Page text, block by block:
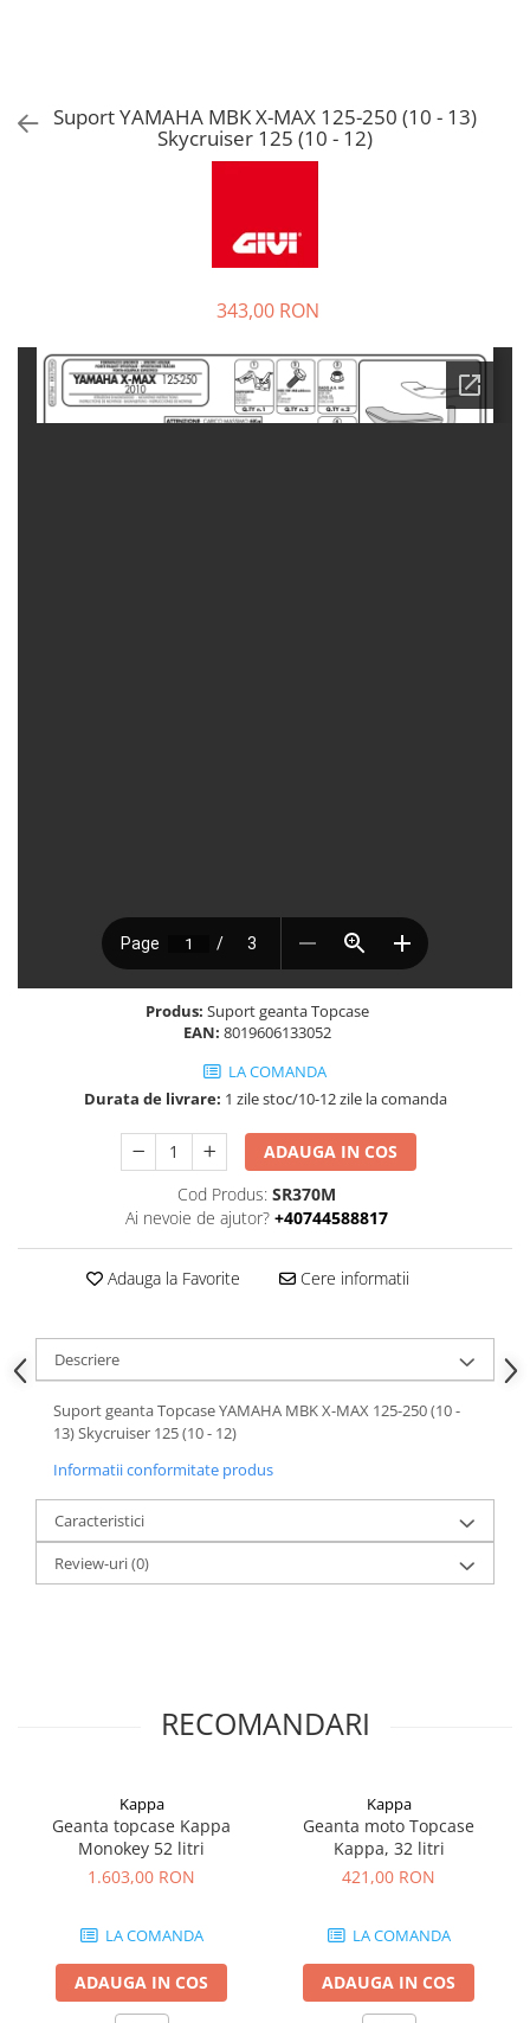
Suport YAMAHA MBK X-MAX 125-250 (10 - 13)
Skycruiser 125 (10 - 12)
343,00 RON
Produs: Suport geanta Topcase
EAN: 8019606133052
LA COMANDA
Durata de livrare: 1 zile stoc/10-12 zile la comanda
ADAUGA IN COS
Cod Produs: SR370M
Ai nevoie de ajutor? +40744588817
Adauga la Favorite Cere informatii
Descriere
Suport geanta Topcase YAMAHA MBK X-MAX 125-250 (10 -
13) Skycruiser 125 (10 - 12)
Informatii conformitate produs
Caracteristici
Review-uri(0)
RECOMANDARI
Kappa
Geanta topcase Kappa
Monokey 52 litri
1.603,00 RON
LA COMANDA
ADAUGA IN COS
Kappa
Geanta moto Topcase
Kappa, 32 litri
421,00 RON
LA COMANDA
ADAUGA IN COS